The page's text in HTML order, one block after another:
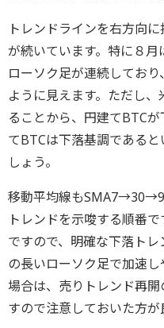
トレンドラインを右方向
が続いています。特に８
ローソク足が連続してお
ように見えます。ただし
ることから、円建てBTC
てBTCは下落基調である
しょう。
移動平均線も
トレンドを示唆する順番
ですので、明確な下落ト
の長いローソク足で加速
場合は、売りトレンド再
すので注意しておいた方が